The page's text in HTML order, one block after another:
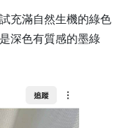
充滿自然生機的綠色
深色有質感的墨綠